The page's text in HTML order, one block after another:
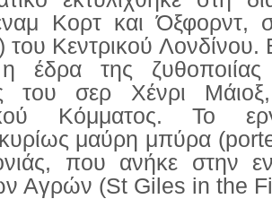
Κορτ και Όξφορντ,
Κεντρικού Λονδίνου.
έδρα της
του σερ Χένρι
Κόμματος. Το
μαύρη μπύρα
που ανήκε στην
Αγρών (St Giles in the